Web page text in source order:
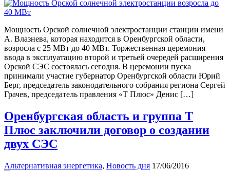
Мощность Орской солнечной электростанции станции имени
А. Влазнева, которая находится в Оренбургской области,
возросла с 25 МВт до 40 МВт. Торжественная церемония
ввода в эксплуатацию второй и третьей очередей расширения
Орской СЭС состоялась сегодня. В церемонии пуска
принимали участие губернатор Оренбургской области Юрий
Берг, председатель законодательного собрания региона Сергей
Грачев, председатель правления «Т Плюс» Денис […]
Оренбургская область и группа Т
Плюс заключили договор о создании
двух СЭС
Альтернативная энергетика, Новость дня 17/06/2016